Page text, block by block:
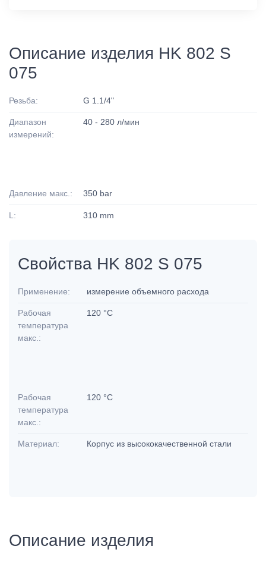
Описание изделия HK 802 S
075
Резьба: G 1.1/4"
Диапазон
измерений:
40 - 280 л/мин
Давление макс.: 350 bar
L: 310 mm
Свойства HK 802 S 075
Применение: измерение объемного расхода
Рабочая
температура
макс.:
120 °C
Рабочая
температура
макс.:
120 °C
Материал: Корпус из высококачественной стали
Описание изделия